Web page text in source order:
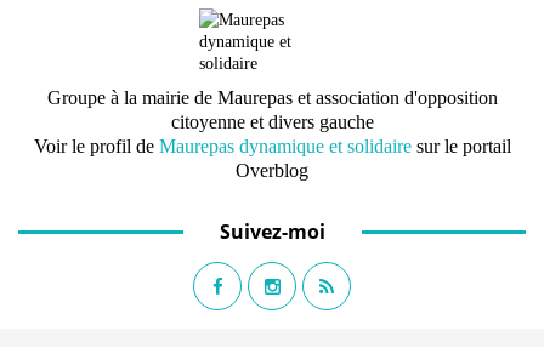
Groupe à la mairie de Maurepas et association d'opposition
citoyenne et divers gauche
Voir le profil de Maurepas dynamique et solidairesur le portail
Overblog
Suivez-moi